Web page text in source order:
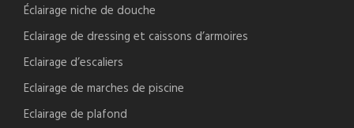
Éclairage niche de douche
Eclairage de dressing et caissons d’armoires
Eclairage d’escaliers
Eclairage de marches de piscine
Eclairage de plafond